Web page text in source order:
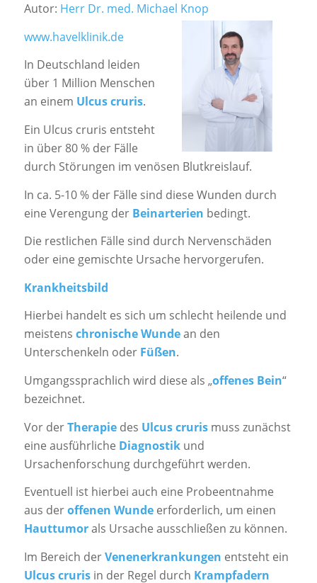
Autor: Herr Dr. med. Michael Knop
www.havelklinik.de
In Deutschland leiden
über 1 Million Menschen
an einem Ulcus cruris.
Ein Ulcus cruris entsteht
in über 80 % der Fälle
durch Störungen im venösen Blutkreislauf.
In ca. 5-10 % der Fälle sind diese Wunden durch
eine Verengung der Beinarterien bedingt.
Die restlichen Fälle sind durch Nervenschäden
oder eine gemischte Ursache hervorgerufen.
Krankheitsbild
Hierbei handelt es sich um schlecht heilende und
meistens chronische Wundean den
Unterschenkeln oder Füßen.
Umgangssprachlich wird diese als „offenes Bein“
bezeichnet.
Vor derTherapiedes Ulcus crurismuss zunächst
eine ausführliche Diagnostikund
Ursachenforschung durchgeführt werden.
Eventuell ist hierbei auch eine Probeentnahme
aus deroffenen Wundeerforderlich, um einen
Hauttumorals Ursache ausschließen zu können.
Im Bereich derVenenerkrankungen entsteht ein
Ulcus crurisin der Regel durch Krampfadern